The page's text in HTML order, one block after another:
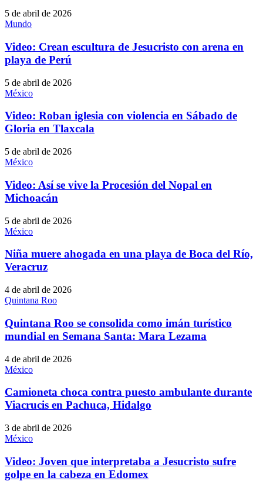
5 de abril de 2026
Mundo
Video: Crean escultura de Jesucristo con arena en
playa de Perú
5 de abril de 2026
México
Video: Roban iglesia con violencia en Sábado de
Gloria en Tlaxcala
5 de abril de 2026
México
Video: Así se vive la Procesión del Nopal en
Michoacán
5 de abril de 2026
México
Niña muere ahogada en una playa de Boca del Río,
Veracruz
4 de abril de 2026
Quintana Roo
Quintana Roo se consolida como imán turístico
mundial en Semana Santa: Mara Lezama
4 de abril de 2026
México
Camioneta choca contra puesto ambulante durante
Viacrucis en Pachuca, Hidalgo
3 de abril de 2026
México
Video: Joven que interpretaba a Jesucristo sufre
golpe en la cabeza en Edomex